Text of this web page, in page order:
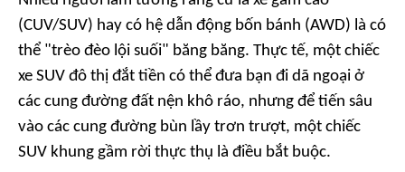
(CUV/SUV) hay có hệ dẫn động bốn bánh (AWD) là có
thể "trèo đèo lội suối" băng băng. Thực tế, một chiếc
xe SUV đô thị đắt tiền có thể đưa bạn đi dã ngoại ở
các cung đường đất nện khô ráo, nhưng để tiến sâu
vào các cung đường bùn lầy trơn trượt, một chiếc
SUV khung gầm rời thực thụ là điều bắt buộc.